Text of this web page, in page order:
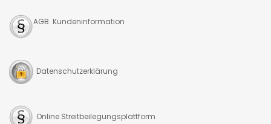
AGB Kundeninformation
Datenschutzerklärung
Online Streitbeilegungsplattform